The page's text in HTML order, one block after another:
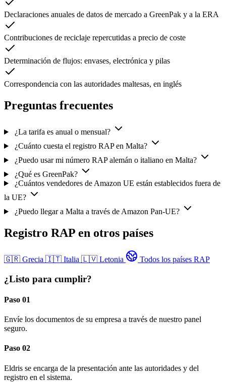
Declaraciones anuales de datos de mercado a GreenPak y a la ERA
Contribuciones de reciclaje repercutidas a precio de coste
Determinación de flujos: envases, electrónica y pilas
Correspondencia con las autoridades maltesas, en inglés
Preguntas frecuentes
¿La tarifa es anual o mensual?
¿Cuánto cuesta el registro RAP en Malta?
¿Puedo usar mi número RAP alemán o italiano en Malta?
¿Qué es GreenPak?
¿Cuántos vendedores de Amazon UE están establecidos fuera de
la UE?
¿Puedo llegar a Malta a través de Amazon Pan-UE?
Registro RAP en otros países
🇬🇷 Grecia 🇮🇹 Italia 🇱🇻 Letonia Todos los países RAP
¿Listo para cumplir?
Paso 01
Envíe los documentos de su empresa a través de nuestro panel
seguro.
Paso 02
Eldris se encarga de la presentación ante las autoridades y del
registro en el sistema.